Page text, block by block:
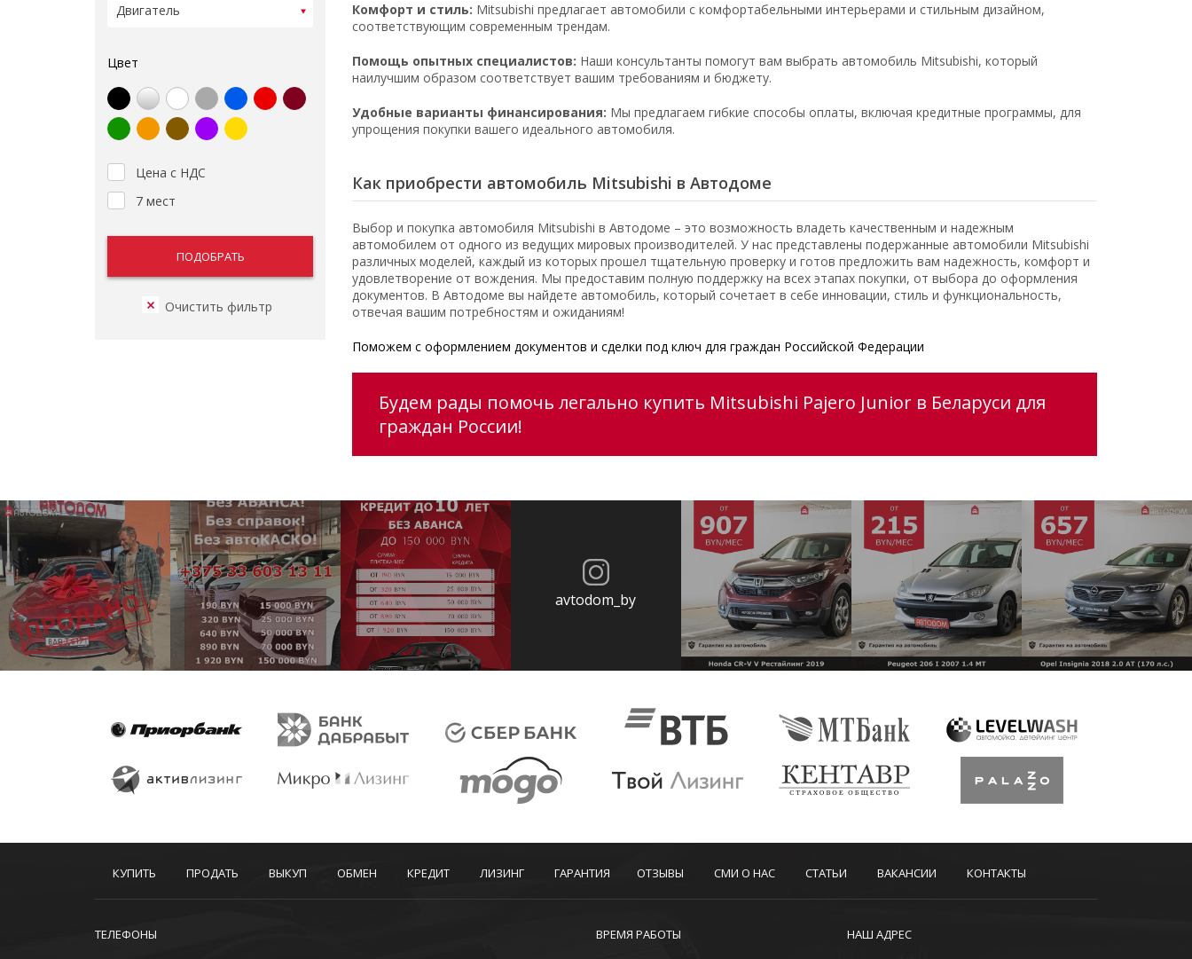
Цвет
Цена с НДС
7 мест
Комфорт и стиль: Mitsubishi предлагает автомобили с комфортабельными интерьерами и стильным дизайном,
соответствующим современным трендам.
Помощь опытных специалистов: Наши консультанты помогут вам выбрать автомобиль Mitsubishi, который
наилучшим образом соответствует вашим требованиям и бюджету.
Удобные варианты финансирования: Мы предлагаем гибкие способы оплаты, включая кредитные программы, для
упрощения покупки вашего идеального автомобиля.
Как приобрести автомобиль Mitsubishi в Автодоме
Выбор и покупка автомобиля Mitsubishi в Автодоме – это возможность владеть качественным и надежным
автомобилем от одного из ведущих мировых производителей. У нас представлены подержанные автомобили Mitsubishi
различных моделей, каждый из которых прошел тщательную проверку и готов предложить вам надежность, комфорт и
удовлетворение от вождения. Мы предоставим полную поддержку на всех этапах покупки, от выбора до оформления
документов. В Автодоме вы найдете автомобиль, который сочетает в себе инновации, стиль и функциональность,
отвечая вашим потребностям и ожиданиям!
Поможем с оформлением документов и сделки под ключ для граждан Российской Федерации
Будем рады помочь легально купить Mitsubishi Pajero Junior в Беларуси для
граждан России!
avtodom_by
КУПИТЬ ПРОДАТЬ ВЫКУП ОБМЕН КРЕДИТ ЛИЗИНГ ГАРАНТИЯ ОТЗЫВЫ СМИ О НАС СТАТЬИ ВАКАНСИИ КОНТАКТЫ
ТЕЛЕФОНЫ ВРЕМЯ РАБОТЫ НАШ АДРЕС